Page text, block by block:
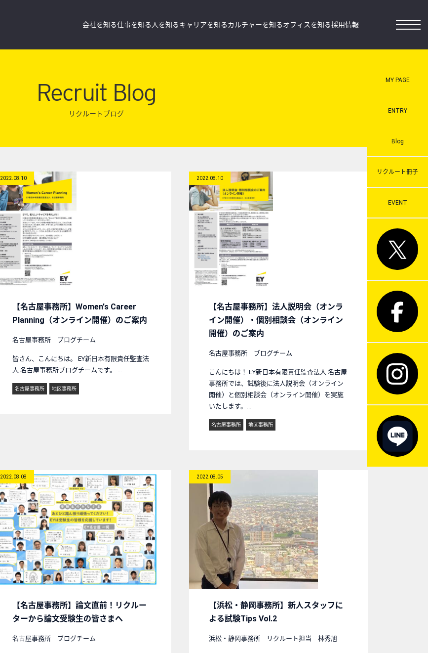
会社を知る仕事を知る 人を知るキャリアを知るカルチャーを知るオフィスを知る採用情報
MY PAGE
ENTRY
Blog
リクルート冊子
EVENT
Recruit Blog
リクルートブログ
2022.08.10
【名古屋事務所】Women's Career
Planning（オンライン開催）のご案内
名古屋事務所 ブログチーム
皆さん、こんにちは。 EY新日本有限責任監査法
人 名古屋事務所ブログチームです。 ...
名古屋事務所 地区事務所
2022.08.10
【名古屋事務所】法人説明会（オンラ
イン開催）・個別相談会（オンライン
開催）のご案内
名古屋事務所 ブログチーム
こんにちは！ EY新日本有限責任監査法人 名古屋
事務所では、試験後に法人説明会（オンライン
開催）と個別相談会（オンライン開催）を実施
いたします。...
名古屋事務所 地区事務所
2022.08.08
【名古屋事務所】論文直前！リクルー
ターから論文受験生の皆さまへ
名古屋事務所 ブログチーム
2022.08.05
【浜松・静岡事務所】新人スタッフに
よる試験Tips Vol.2
浜松・静岡事務所 リクルート担当 林秀旭